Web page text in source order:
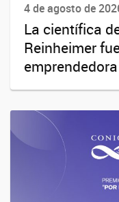
4 de agosto de
La científica
Reinheimer